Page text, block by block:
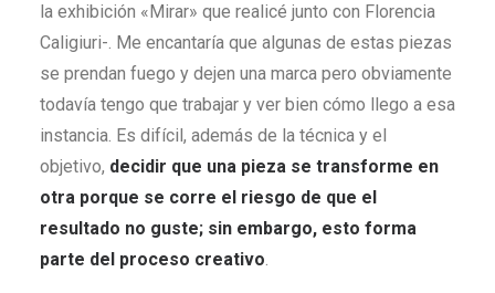
la exhibición «Mirar» que realicé junto con Florencia
Caligiuri-. Me encantaría que algunas de estas piezas
se prendan fuego y dejen una marca pero obviamente
todavía tengo que trabajar y ver bien cómo llego a esa
instancia. Es difícil, además de la técnica y el
objetivo, decidir que una pieza se transforme en
otra porque se corre el riesgo de que el
resultado no guste; sin embargo, esto forma
parte del proceso creativo.